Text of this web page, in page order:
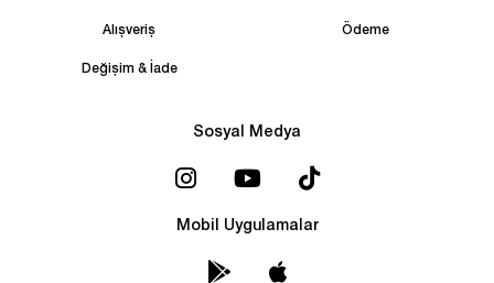
Alışveriş Ödeme
Değişim & İade
Sosyal Medya
Mobil Uygulamalar